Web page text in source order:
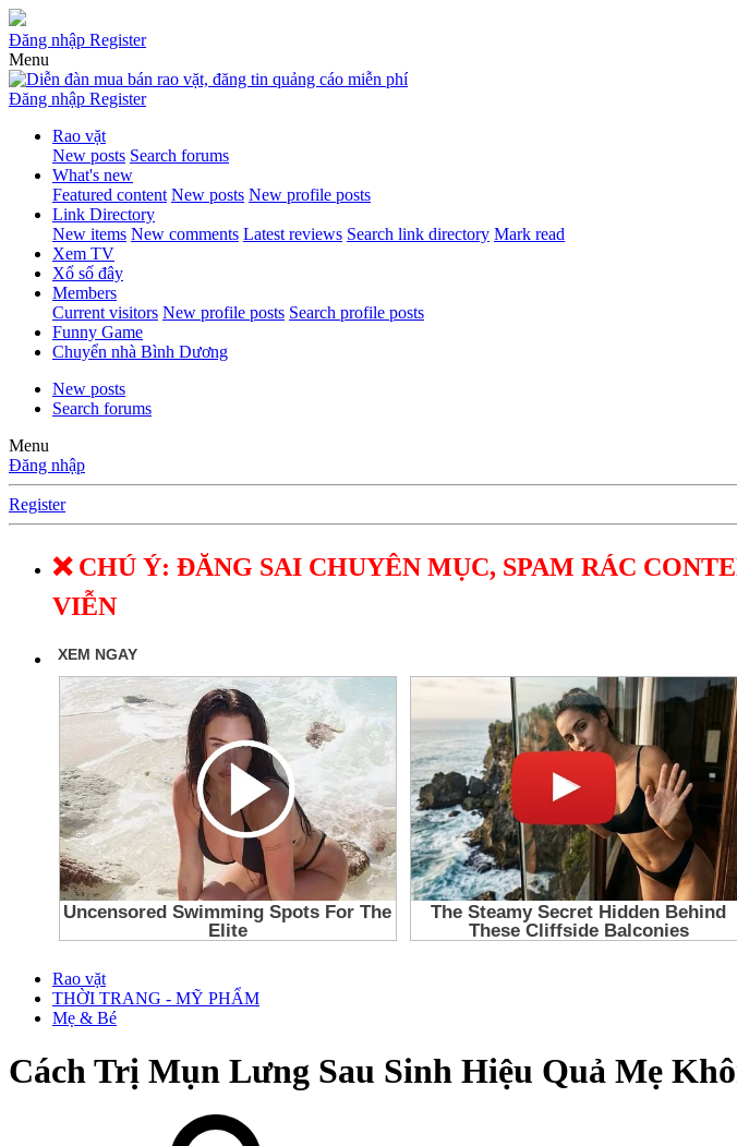
Đăng nhập Register
Menu
Đăng nhập Register
Rao vặt
New posts Search forums
What's new
Featured content New posts New profile posts
Link Directory
New items New comments Latest reviews Search link directory Mark read
Xem TV
Xổ số đây
Members
Current visitors New profile posts Search profile posts
Funny Game
Chuyển nhà Bình Dương
New posts
Search forums
Menu
Đăng nhập
Register
❌ CHÚ Ý: ĐĂNG SAI CHUYÊN MỤC, SPAM RÁC
VIỄN
Rao vặt
THỜI TRANG - MỸ PHẨM
Mẹ & Bé
Cách Trị Mụn Lưng Sau Sinh Hiệu Quả Mẹ